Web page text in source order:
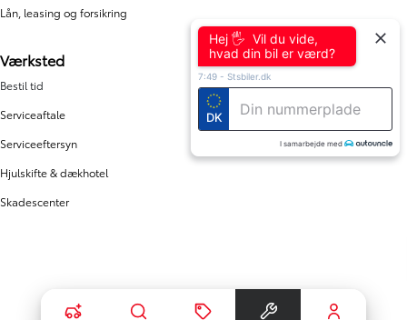
Lån, leasing og forsikring
Værksted
Bestil tid
Serviceaftale
Serviceeftersyn
Hjulskifte & dækhotel
Skadescenter
Hej 🖐 Vil du vide,
hvad din bil er værd?
7:49 - Stsbiler.dk
DK
I samarbejde med